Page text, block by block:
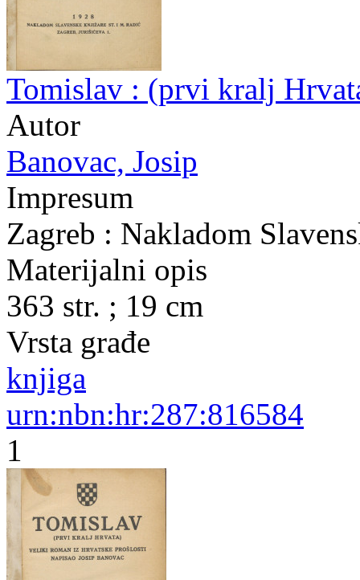
Tomislav : (prvi kralj
Autor
Banovac, Josip
Impresum
Zagreb : Nakladom
Materijalni opis
363 str. ; 19 cm
Vrsta građe
knjiga
urn:nbn:hr:287:816584
1